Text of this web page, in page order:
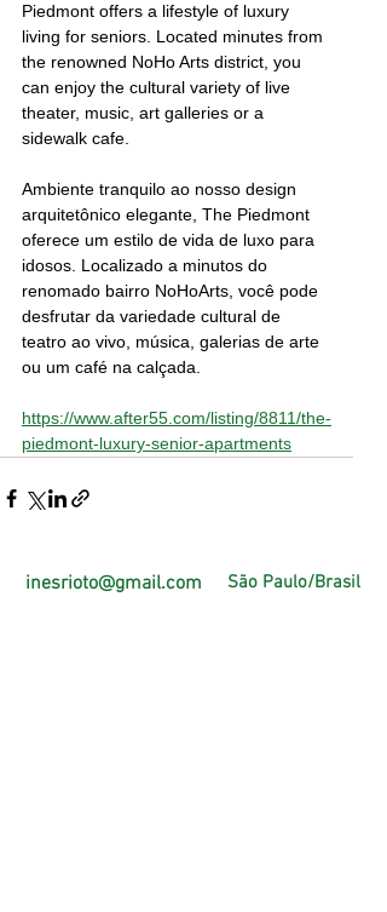
Piedmont offers a lifestyle of luxury
living for seniors. Located minutes from
the renowned NoHo Arts district, you
can enjoy the cultural variety of live
theater, music, art galleries or a
sidewalk cafe.
Ambiente tranquilo ao nosso design
arquitetônico elegante, The Piedmont
oferece um estilo de vida de luxo para
idosos. Localizado a minutos do
renomado bairro NoHoArts, você pode
desfrutar da variedade cultural de
teatro ao vivo, música, galerias de arte
ou um café na calçada.
https://www.after55.com/listing/8811/the-
piedmont-luxury-senior-apartments
São Paulo/Brasil
inesrioto@gmail.com